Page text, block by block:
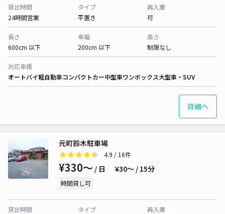
貸出時間
24時間営業
タイプ
平置き
再入庫
可
長さ
600cm 以下
車幅
200cm 以下
高さ
制限なし
対応車種
オートバイ軽自動車コンパクトカー中型車ワンボックス大型車・SUV
詳細へ
元町鈴木駐車場
4.9 / 16件
¥330〜 / 日 ¥30〜 / 15分
時間貸し可
貸出時間
タイプ
再入庫